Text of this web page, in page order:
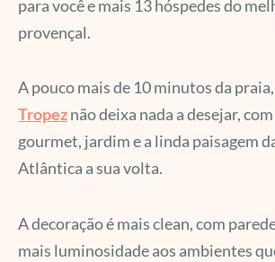
para você e mais 13 hóspedes do
provençal.
A pouco mais de 10 minutos da praia,
Tropeznão deixa nada a desejar,
gourmet, jardim e a linda paisagem
Atlântica a sua volta.
A decoração é mais clean, com
mais luminosidade aos ambientes